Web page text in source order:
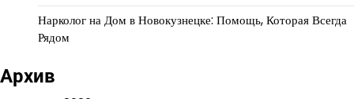
Нарколог на Дом в Новокузнецке: Помощь, Которая Всегда
Рядом
Архив